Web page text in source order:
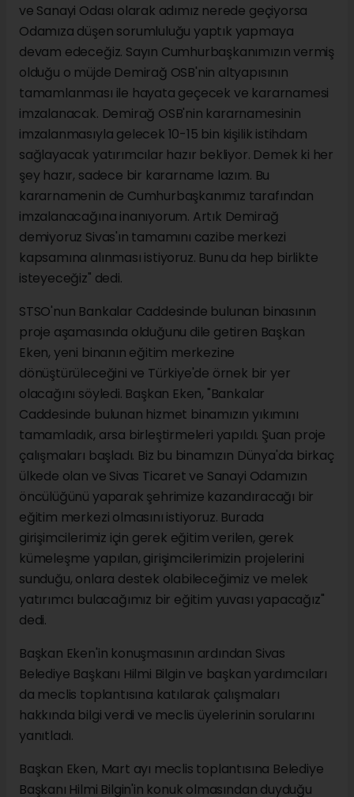
ve Sanayi Odası olarak adımız nerede geçiyorsa
Odamıza düşen sorumluluğu yaptık yapmaya
devam edeceğiz. Sayın Cumhurbaşkanımızın vermiş
olduğu o müjde Demirağ OSB'nin altyapısının
tamamlanması ile hayata geçecek ve kararnamesi
imzalanacak. Demirağ OSB'nin kararnamesinin
imzalanmasıyla gelecek 10-15 bin kişilik istihdam
sağlayacak yatırımcılar hazır bekliyor. Demek ki her
şey hazır, sadece bir kararname lazım. Bu
kararnamenin de Cumhurbaşkanımız tarafından
imzalanacağına inanıyorum. Artık Demirağ
demiyoruz Sivas'ın tamamını cazibe merkezi
kapsamına alınması istiyoruz. Bunu da hep birlikte
isteyeceğiz" dedi.
STSO'nun Bankalar Caddesinde bulunan binasının
proje aşamasında olduğunu dile getiren Başkan
Eken, yeni binanın eğitim merkezine
dönüştürüleceğini ve Türkiye'de örnek bir yer
olacağını söyledi. Başkan Eken, "Bankalar
Caddesinde bulunan hizmet binamızın yıkımını
tamamladık, arsa birleştirmeleri yapıldı. Şuan proje
çalışmaları başladı. Biz bu binamızın Dünya'da birkaç
ülkede olan ve Sivas Ticaret ve Sanayi Odamızın
öncülüğünü yaparak şehrimize kazandıracağı bir
eğitim merkezi olmasını istiyoruz. Burada
girişimcilerimiz için gerek eğitim verilen, gerek
kümeleşme yapılan, girişimcilerimizin projelerini
sunduğu, onlara destek olabileceğimiz ve melek
yatırımcı bulacağımız bir eğitim yuvası yapacağız"
dedi.
Başkan Eken'in konuşmasının ardından Sivas
Belediye Başkanı Hilmi Bilgin ve başkan yardımcıları
da meclis toplantısına katılarak çalışmaları
hakkında bilgi verdi ve meclis üyelerinin sorularını
yanıtladı.
Başkan Eken, Mart ayı meclis toplantısına Belediye
Başkanı Hilmi Bilgin'in konuk olmasından duyduğu